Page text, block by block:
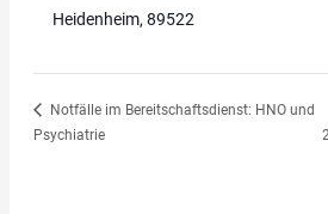
Heidenheim, 89522
Notfälle im Bereitschaftsdienst: HNO und
Psychiatrie